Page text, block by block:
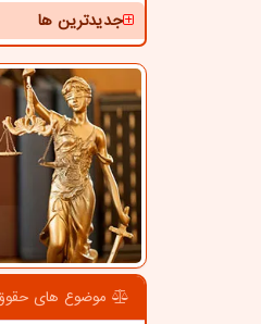
جدیدترین ها
موضوع های